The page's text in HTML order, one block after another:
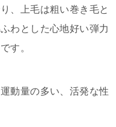
、上毛は粗い巻き毛と
わとした心地好い弾力
す。
動量の多い、活発な性